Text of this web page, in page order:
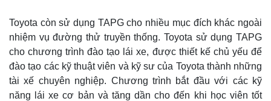
Thế giới
Quan sát
Cuộc sống đó đây
Hồ sơ
Multimedia
Video
Ảnh
E-Magazine
Infographic
Toyota còn sử dụng TAPG cho nhiều mục đích khác ngoài
nhiệm vụ đường thử truyền thống. Toyota sử dụng TAPG
cho chương trình đào tạo lái xe, được thiết kế chủ yếu để
đào tạo các kỹ thuật viên và kỹ sư của Toyota thành những
tài xế chuyên nghiệp. Chương trình bắt đầu với các kỹ
năng lái xe cơ bản và tăng dần cho đến khi học viên tốt